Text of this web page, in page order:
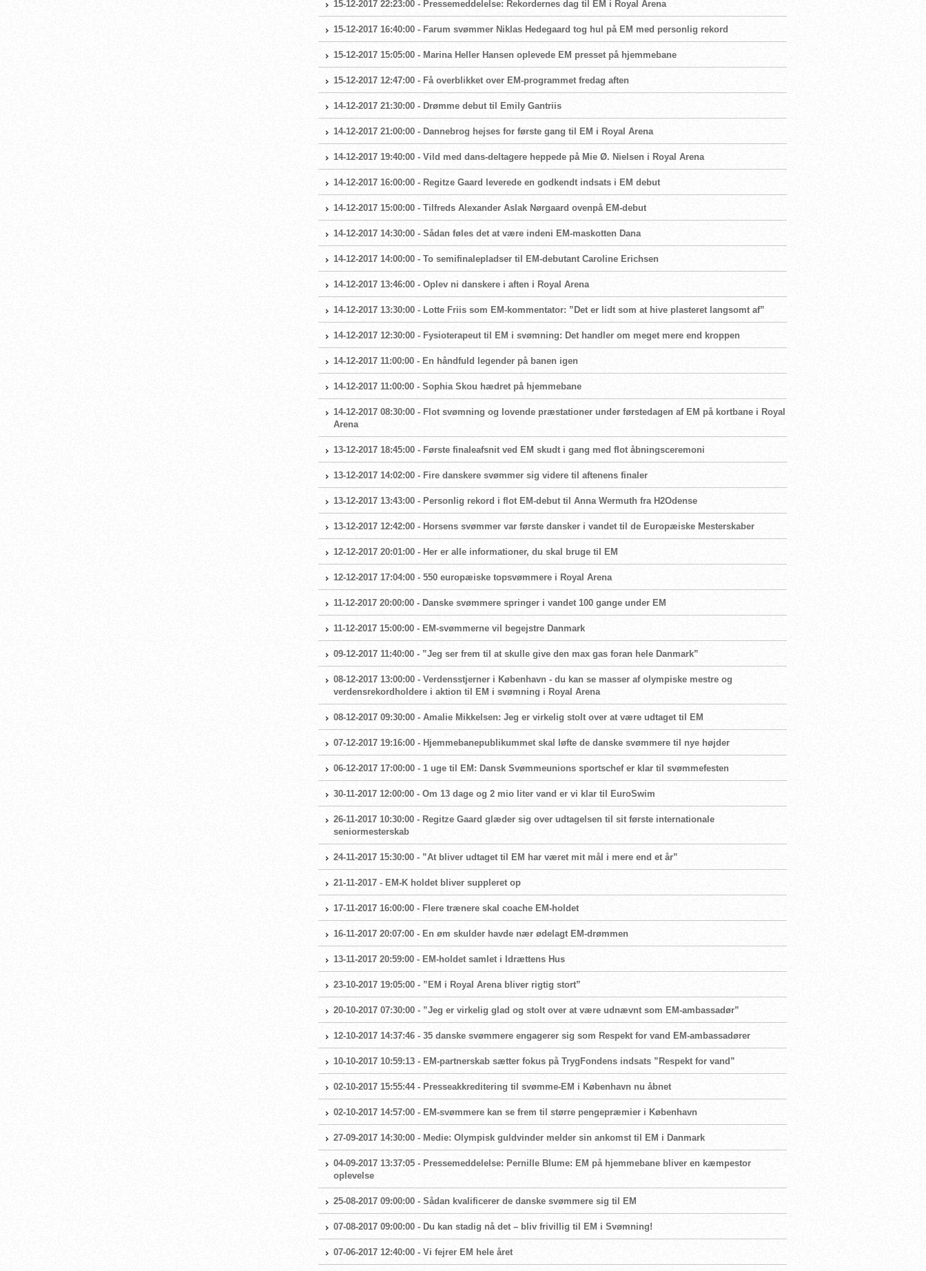
15-12-2017 22:23:00 - Pressemeddelelse: Rekordernes dag til EM i Royal Arena
15-12-2017 16:40:00 - Farum svømmer Niklas Hedegaard tog hul på EM med personlig rekord
15-12-2017 15:05:00 - Marina Heller Hansen oplevede EM presset på hjemmebane
15-12-2017 12:47:00 - Få overblikket over EM-programmet fredag aften
14-12-2017 21:30:00 - Drømme debut til Emily Gantriis
14-12-2017 21:00:00 - Dannebrog hejses for første gang til EM i Royal Arena
14-12-2017 19:40:00 - Vild med dans-deltagere heppede på Mie Ø. Nielsen i Royal Arena
14-12-2017 16:00:00 - Regitze Gaard leverede en godkendt indsats i EM debut
14-12-2017 15:00:00 - Tilfreds Alexander Aslak Nørgaard ovenpå EM-debut
14-12-2017 14:30:00 - Sådan føles det at være indeni EM-maskotten Dana
14-12-2017 14:00:00 - To semifinalepladser til EM-debutant Caroline Erichsen
14-12-2017 13:46:00 - Oplev ni danskere i aften i Royal Arena
14-12-2017 13:30:00 - Lotte Friis som EM-kommentator: ”Det er lidt som at hive plasteret langsomt af”
14-12-2017 12:30:00 - Fysioterapeut til EM i svømning: Det handler om meget mere end kroppen
14-12-2017 11:00:00 - En håndfuld legender på banen igen
14-12-2017 11:00:00 - Sophia Skou hædret på hjemmebane
14-12-2017 08:30:00 - Flot svømning og lovende præstationer under førstedagen af EM på kortbane i Royal
Arena
13-12-2017 18:45:00 - Første finaleafsnit ved EM skudt i gang med flot åbningsceremoni
13-12-2017 14:02:00 - Fire danskere svømmer sig videre til aftenens finaler
13-12-2017 13:43:00 - Personlig rekord i flot EM-debut til Anna Wermuth fra H2Odense
13-12-2017 12:42:00 - Horsens svømmer var første dansker i vandet til de Europæiske Mesterskaber
12-12-2017 20:01:00 - Her er alle informationer, du skal bruge til EM
12-12-2017 17:04:00 - 550 europæiske topsvømmere i Royal Arena
11-12-2017 20:00:00 - Danske svømmere springer i vandet 100 gange under EM
11-12-2017 15:00:00 - EM-svømmerne vil begejstre Danmark
09-12-2017 11:40:00 - ”Jeg ser frem til at skulle give den max gas foran hele Danmark”
08-12-2017 13:00:00 - Verdensstjerner i København - du kan se masser af olympiske mestre og
verdensrekordholdere i aktion til EM i svømning i Royal Arena
08-12-2017 09:30:00 - Amalie Mikkelsen: Jeg er virkelig stolt over at være udtaget til EM
07-12-2017 19:16:00 - Hjemmebanepublikummet skal løfte de danske svømmere til nye højder
06-12-2017 17:00:00 - 1 uge til EM: Dansk Svømmeunions sportschef er klar til svømmefesten
30-11-2017 12:00:00 - Om 13 dage og 2 mio liter vand er vi klar til EuroSwim
26-11-2017 10:30:00 - Regitze Gaard glæder sig over udtagelsen til sit første internationale
seniormesterskab
24-11-2017 15:30:00 - ”At bliver udtaget til EM har været mit mål i mere end et år”
21-11-2017 - EM-K holdet bliver suppleret op
17-11-2017 16:00:00 - Flere trænere skal coache EM-holdet
16-11-2017 20:07:00 - En øm skulder havde nær ødelagt EM-drømmen
13-11-2017 20:59:00 - EM-holdet samlet i Idrættens Hus
23-10-2017 19:05:00 - ”EM i Royal Arena bliver rigtig stort”
20-10-2017 07:30:00 - ”Jeg er virkelig glad og stolt over at være udnævnt som EM-ambassadør”
12-10-2017 14:37:46 - 35 danske svømmere engagerer sig som Respekt for vand EM-ambassadører
10-10-2017 10:59:13 - EM-partnerskab sætter fokus på TrygFondens indsats ”Respekt for vand”
02-10-2017 15:55:44 - Presseakkreditering til svømme-EM i København nu åbnet
02-10-2017 14:57:00 - EM-svømmere kan se frem til større pengepræmier i København
27-09-2017 14:30:00 - Medie: Olympisk guldvinder melder sin ankomst til EM i Danmark
04-09-2017 13:37:05 - Pressemeddelelse: Pernille Blume: EM på hjemmebane bliver en kæmpestor
oplevelse
25-08-2017 09:00:00 - Sådan kvalificerer de danske svømmere sig til EM
07-08-2017 09:00:00 - Du kan stadig nå det – bliv frivillig til EM i Svømning!
07-06-2017 12:40:00 - Vi fejrer EM hele året